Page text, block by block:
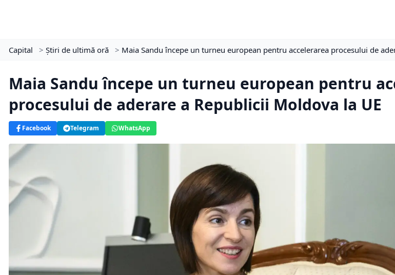
Capital > Știri de ultimă oră > Maia Sandu începe un turneu european pentru accelerarea procesului de
Maia Sandu începe un turneu european pentru
procesului de aderare a Republicii Moldova la UE
Facebook Telegram WhatsApp